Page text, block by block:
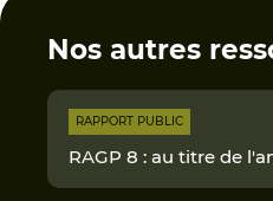
Nos autres
RAPPORT PUBLIC
RAGP 8 : au titre de